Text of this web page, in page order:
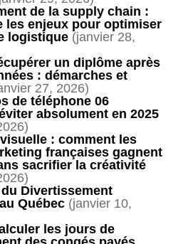
de la supply chain :
les enjeux pour optimiser
logistique (janvier 28,
un diplôme après
: démarches et
27, 2026)
de téléphone 06
absolument en 2025
: comment les
françaises gagnent
sacrifier la créativité
Divertissement
Québec (janvier 10,
les jours de